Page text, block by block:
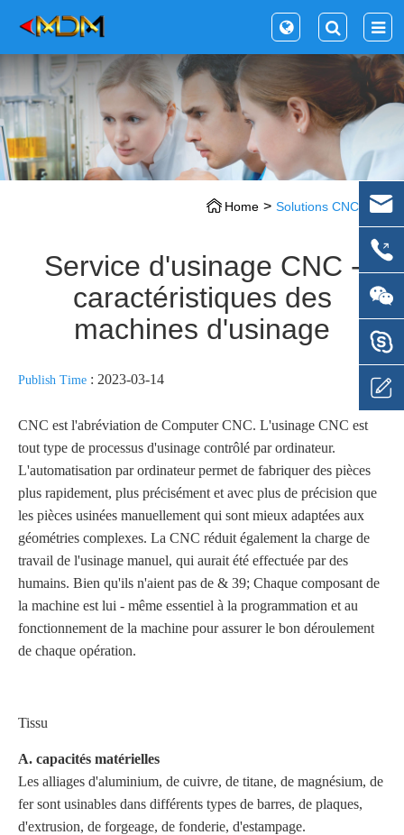
Home Solutions CNC
Service d'usinage CNC -
caractéristiques des
machines d'usinage
Publish Time : 2023-03-14
CNC est l'abréviation de Computer CNC. L'usinage CNC est
tout type de processus d'usinage contrôlé par ordinateur.
L'automatisation par ordinateur permet de fabriquer des pièces
plus rapidement, plus précisément et avec plus de précision que
les pièces usinées manuellement qui sont mieux adaptées aux
géométries complexes. La CNC réduit également la charge de
travail de l'usinage manuel, qui aurait été effectuée par des
humains. Bien qu'ils n'aient pas de & 39; Chaque composant de
la machine est lui - même essentiel à la programmation et au
fonctionnement de la machine pour assurer le bon déroulement
de chaque opération.
Tissu
A. capacités matérielles
Les alliages d'aluminium, de cuivre, de titane, de magnésium, de
fer sont usinables dans différents types de barres, de plaques,
d'extrusion, de forgeage, de fonderie, d'estampage.